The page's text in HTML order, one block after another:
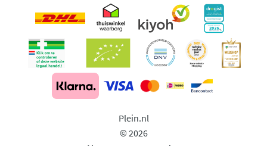
Plein.nl
© 2026